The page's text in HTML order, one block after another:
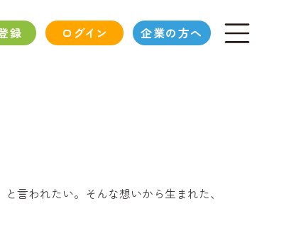
録 ログイン 企業の方へ
言われたい。そんな想いから生まれた、